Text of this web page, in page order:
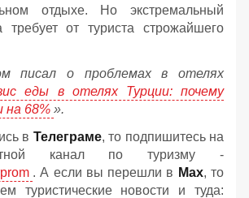
отдыхе. Но экстремальный
требует от туриста строжайшего
писал о проблемах в отелях
еды в отелях Турции: почему
на 68% ».
в Телеграме, то подпишитесь на
канал по туризму -
. А если вы перешли в Мах, то
туристические новости и туда: